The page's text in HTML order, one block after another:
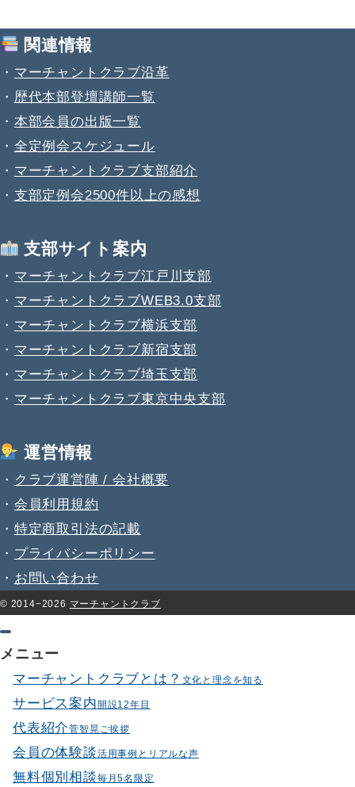
関連情報
・ マーチャントクラブ沿革
・ 歴代本部登壇講師一覧
・ 本部会員の出版一覧
・ 全定例会スケジュール
・ マーチャントクラブ支部紹介
・ 支部定例会2500件以上の感想
支部サイト案内
・ マーチャントクラブ江戸川支部
・ マーチャントクラブWEB3.0支部
・ マーチャントクラブ横浜支部
・ マーチャントクラブ新宿支部
・ マーチャントクラブ埼玉支部
・ マーチャントクラブ東京中央支部
運営情報
・ クラブ運営陣 / 会社概要
・ 会員利用規約
・ 特定商取引法の記載
・ プライバシーポリシー
・ お問い合わせ
© 2014−2026 マーチャントクラブ
メニュー
マーチャントクラブとは？ 文化と理念を知る
サービス案内 開設12年目
代表紹介菅智晃ご挨拶
会員の体験談活用事例とリアルな声
無料個別相談毎月5名限定